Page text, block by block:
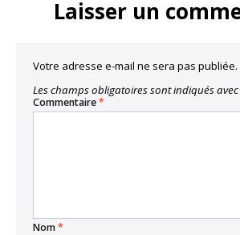
Laisser un
Votre adresse e-mail ne sera pas publiée.
Les champs obligatoires sont indiqués avec
Commentaire*
Nom*